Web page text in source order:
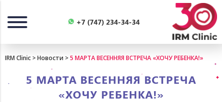
+7 (747) 234-34-34
IRM Clinic >Новости >5 МАРТА ВЕСЕННЯЯ ВСТРЕЧА «ХОЧУ РЕБЕНКА!»
5 МАРТА ВЕСЕННЯЯ ВСТРЕЧА
«ХОЧУ РЕБЕНКА!»